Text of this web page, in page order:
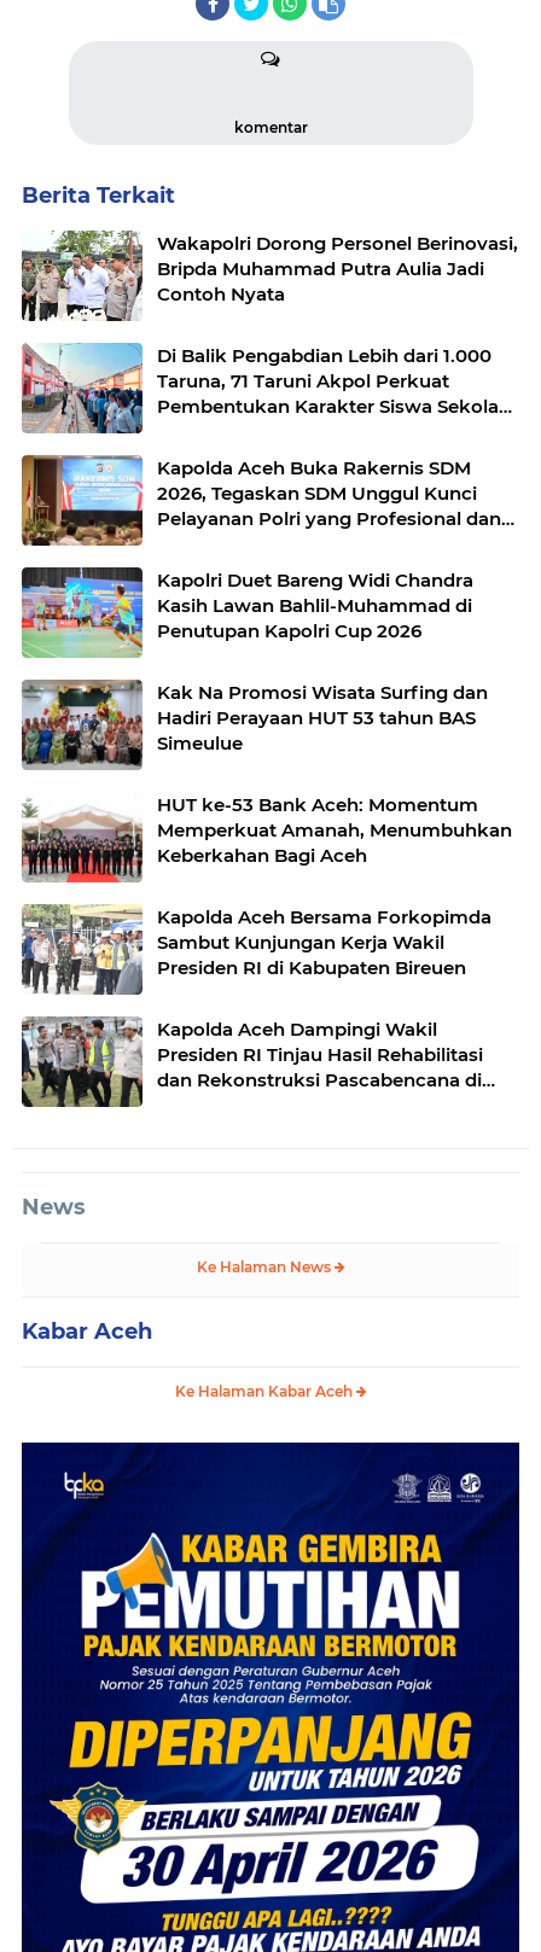
komentar
Berita Terkait
Wakapolri Dorong Personel Berinovasi,
Bripda Muhammad Putra Aulia Jadi
Contoh Nyata
Di Balik Pengabdian Lebih dari 1.000
Taruna, 71 Taruni Akpol Perkuat
Pembentukan Karakter Siswa Sekolah
Kapolda Aceh Buka Rakernis SDM
2026, Tegaskan SDM Unggul Kunci
Pelayanan Polri yang Profesional dan
Kapolri Duet Bareng Widi Chandra
Kasih Lawan Bahlil-Muhammad di
Penutupan Kapolri Cup 2026
Kak Na Promosi Wisata Surfing dan
Hadiri Perayaan HUT 53 tahun BAS
Simeulue
HUT ke-53 Bank Aceh: Momentum
Memperkuat Amanah, Menumbuhkan
Keberkahan Bagi Aceh
Kapolda Aceh Bersama Forkopimda
Sambut Kunjungan Kerja Wakil
Presiden RI di Kabupaten Bireuen
Kapolda Aceh Dampingi Wakil
Presiden RI Tinjau Hasil Rehabilitasi
dan Rekonstruksi Pascabencana di
News
Ke Halaman News
Kabar Aceh
Ke Halaman Kabar Aceh